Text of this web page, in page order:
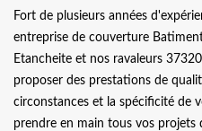
Fort de plusieurs années
entreprise de couverture
Etancheite et nos ravaleurs
proposer des prestations de
circonstances et la spécificité de
prendre en main tous vos projets